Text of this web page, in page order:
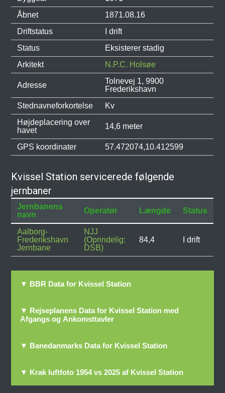
Åbnet
1871.08.16
Driftstatus
I drift
Status
Eksisterer stadig
Arkitekt
N.P.C. Holsøe
Adresse
Tolnevej 1, 9900
Frederikshavn
Stednavneforkortelse
Kv
Højdeplacering over
havet
14,6 meter
GPS koordinater 57.472074,10.412599
Kvissel Station servicerede følgende
jernbaner
Jernbanens
navn
Operatør Længde Status
Aalborg-
Frederikshavn
Jernbane
NJJ
(Oprindelig:
DSB)
84,4 I drift
▼ BBR Data for Kvissel Station
▼ Rejseplanens Data for Kvissel Station med
Afgangs og Ankomsttavler
▼ Banedanmarks Data for Kvissel Station
▼ Krak luftfoto 1954 vs 2025 af Kvissel Station